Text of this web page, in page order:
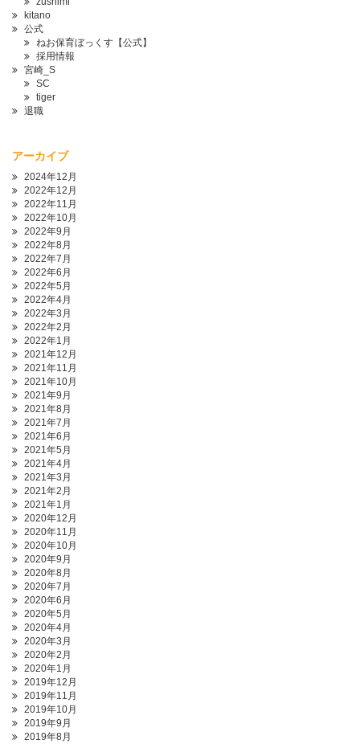
kitano
公式
ねお保育ぼっくす【公式】
採用情報
宮崎_S
SC
tiger
退職
アーカイブ
2024年12月
2022年12月
2022年11月
2022年10月
2022年9月
2022年8月
2022年7月
2022年6月
2022年5月
2022年4月
2022年3月
2022年2月
2022年1月
2021年12月
2021年11月
2021年10月
2021年9月
2021年8月
2021年7月
2021年6月
2021年5月
2021年4月
2021年3月
2021年2月
2021年1月
2020年12月
2020年11月
2020年10月
2020年9月
2020年8月
2020年7月
2020年6月
2020年5月
2020年4月
2020年3月
2020年2月
2020年1月
2019年12月
2019年11月
2019年10月
2019年9月
2019年8月